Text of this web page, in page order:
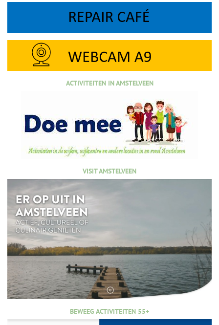
ACTIVITEITEN IN AMSTELVEEN
VISIT AMSTELVEEN
BEWEEG ACTIVITEITEN 55+